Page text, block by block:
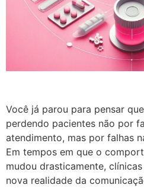
Você já parou para pensar
perdendo pacientes não por
atendimento, mas por falhas
Em tempos em que o
mudou drasticamente,
nova realidade da